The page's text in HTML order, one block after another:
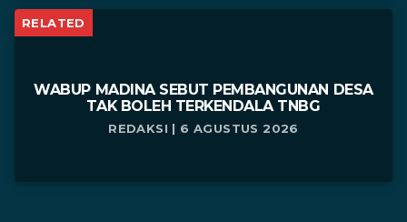
RELATED
WABUP MADINA SEBUT PEMBANGUNAN DESA
TAK BOLEH TERKENDALA TNBG
REDAKSI | 6 AGUSTUS 2026